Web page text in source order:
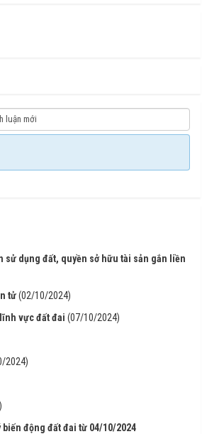
sử dụng đất, quyền sở hữu tài sản gắn liền
tử(02/10/2024)
vực đất đai (07/10/2024)
2024)
động đất đai từ 04/10/2024